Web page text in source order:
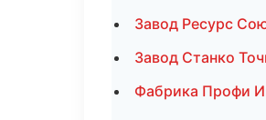
Завод Ресурс
Завод Станко
Фабрика Профи